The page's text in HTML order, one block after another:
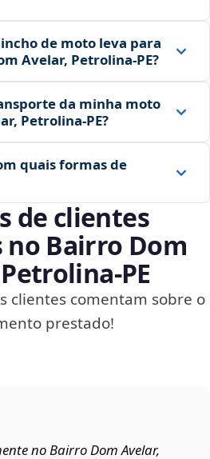
de moto leva para
Avelar, Petrolina‑PE?
da minha moto
Petrolina‑PE?
quais formas de
de clientes
Bairro Dom
clientes comentam sobre o
prestado!
no Bairro Dom Avelar,